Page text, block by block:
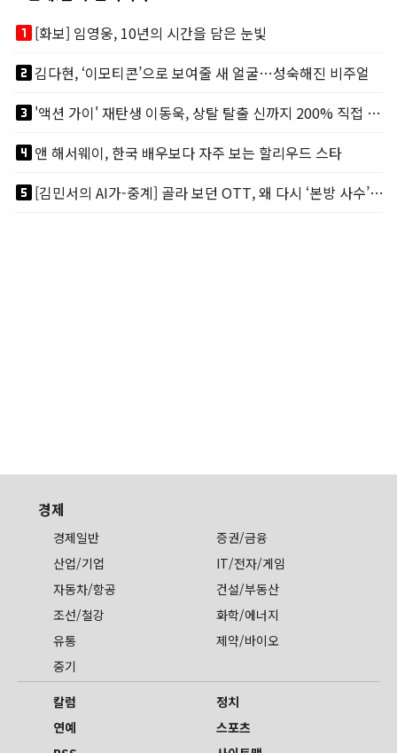
looks_one[화보] 임영웅, 10년의 시간을 담은 눈빛
looks_two김다현, ‘이모티콘’으로 보여줄 새 얼굴…성숙해진 비주얼
looks_3
'액션 가이' 재탄생 이동욱, 상탈 탈출 신까지 200% 직접 소화
looks_4앤 해서웨이, 한국 배우보다 자주 보는 할리우드 스타
looks_5
[김민서의 AI가-중계] 골라 보던 OTT, 왜 다시 ‘본방 사수’를 부르나
경제
경제일반
증권/금융
산업/기업
IT/전자/게임
자동차/항공
건설/부동산
조선/철강
화학/에너지
유통
제약/바이오
중기
칼럼
정치
연예
스포츠